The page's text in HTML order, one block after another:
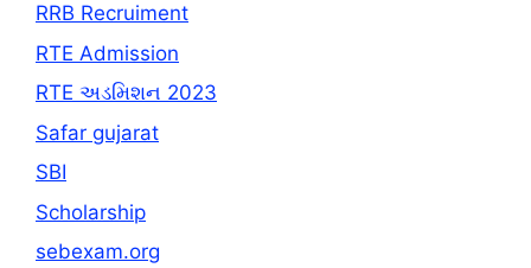
RRB Recruiment
RTE Admission
RTE અડમિશન 2023
Safar gujarat
SBI
Scholarship
sebexam.org